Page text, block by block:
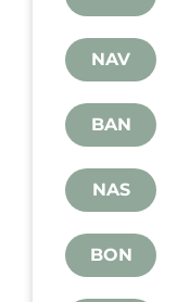
NAV
BAN
NAS
BON